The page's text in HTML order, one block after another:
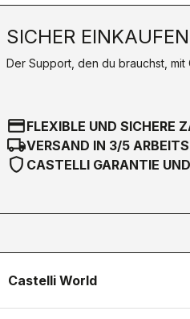
SICHER EINKAUFEN
Der Support, den du brauchst, mit
credit_cardFLEXIBLE UND SICHERE
local_shippingVERSAND IN 3/5
shield CASTELLI GARANTIE
Castelli World